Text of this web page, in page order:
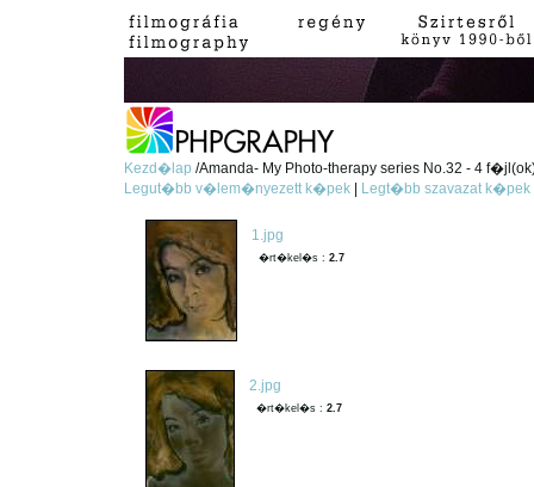
Kezd�lap/Amanda- My Photo-therapy series No.32 - 4
Legut�bb v�lem�nyezett k�pek
Legt�bb szavazat k�pek
1.jpg
�rt�kel�s :2.7
2.jpg
�rt�kel�s :2.7